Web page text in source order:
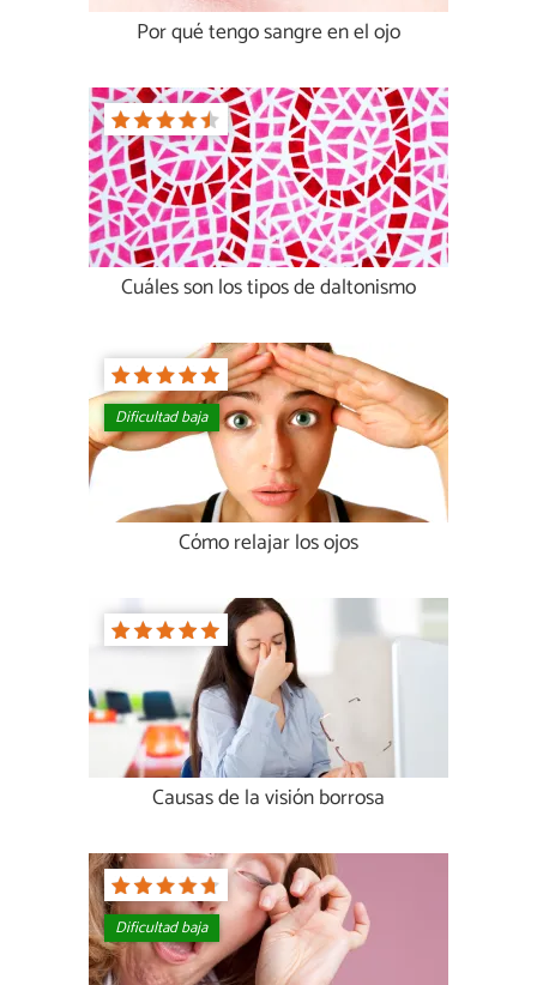
Por qué tengo sangre en el ojo
Cuáles son los tipos de daltonismo
Dificultad baja
Cómo relajar los ojos
Causas de la visión borrosa
Dificultad baja